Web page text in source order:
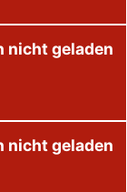
nicht geladen
nicht geladen